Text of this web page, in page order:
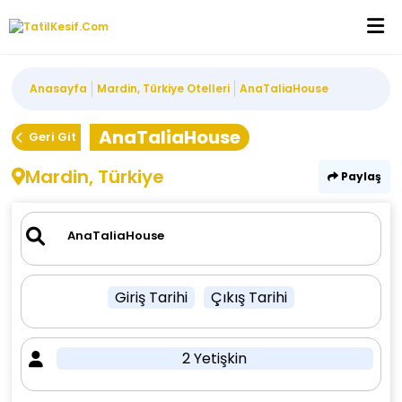
Anasayfa Mardin, Türkiye Otelleri AnaTaliaHouse
Geri Git
AnaTaliaHouse
Mardin, Türkiye
Paylaş
Giriş Tarihi Çıkış Tarihi
2 Yetişkin